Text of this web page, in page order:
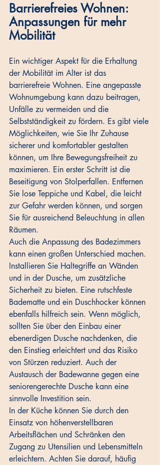
Barrierefreies Wohnen:
Anpassungen für mehr
Mobilität
Ein wichtiger Aspekt für die Erhaltung
der Mobilität im Alter ist das
barrierefreie Wohnen. Eine angepasste
Wohnumgebung kann dazu beitragen,
Unfälle zu vermeiden und die
Selbstständigkeit zu fördern. Es gibt viele
Möglichkeiten, wie Sie Ihr Zuhause
sicherer und komfortabler gestalten
können, um Ihre Bewegungsfreiheit zu
maximieren. Ein erster Schritt ist die
Beseitigung von Stolperfallen. Entfernen
Sie lose Teppiche und Kabel, die leicht
zur Gefahr werden können, und sorgen
Sie für ausreichend Beleuchtung in allen
Räumen.
Auch die Anpassung des Badezimmers
kann einen großen Unterschied machen.
Installieren Sie Haltegriffe an Wänden
und in der Dusche, um zusätzliche
Sicherheit zu bieten. Eine rutschfeste
Badematte und ein Duschhocker können
ebenfalls hilfreich sein. Wenn möglich,
sollten Sie über den Einbau einer
ebenerdigen Dusche nachdenken, die
den Einstieg erleichtert und das Risiko
von Stürzen reduziert. Auch der
Austausch der Badewanne gegen eine
seniorengerechte Dusche kann eine
sinnvolle Investition sein.
In der Küche können Sie durch den
Einsatz von höhenverstellbaren
Arbeitsflächen und Schränken den
Zugang zu Utensilien und Lebensmitteln
erleichtern. Achten Sie darauf, häufig